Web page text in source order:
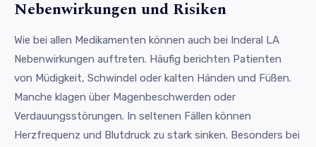
Nebenwirkungen und Risiken
Wie bei allen Medikamenten können auch bei Inderal LA
Nebenwirkungen auftreten. Häufig berichten Patienten
von Müdigkeit, Schwindel oder kalten Händen und Füßen.
Manche klagen über Magenbeschwerden oder
Verdauungsstörungen. In seltenen Fällen können
Herzfrequenz und Blutdruck zu stark sinken. Besonders bei